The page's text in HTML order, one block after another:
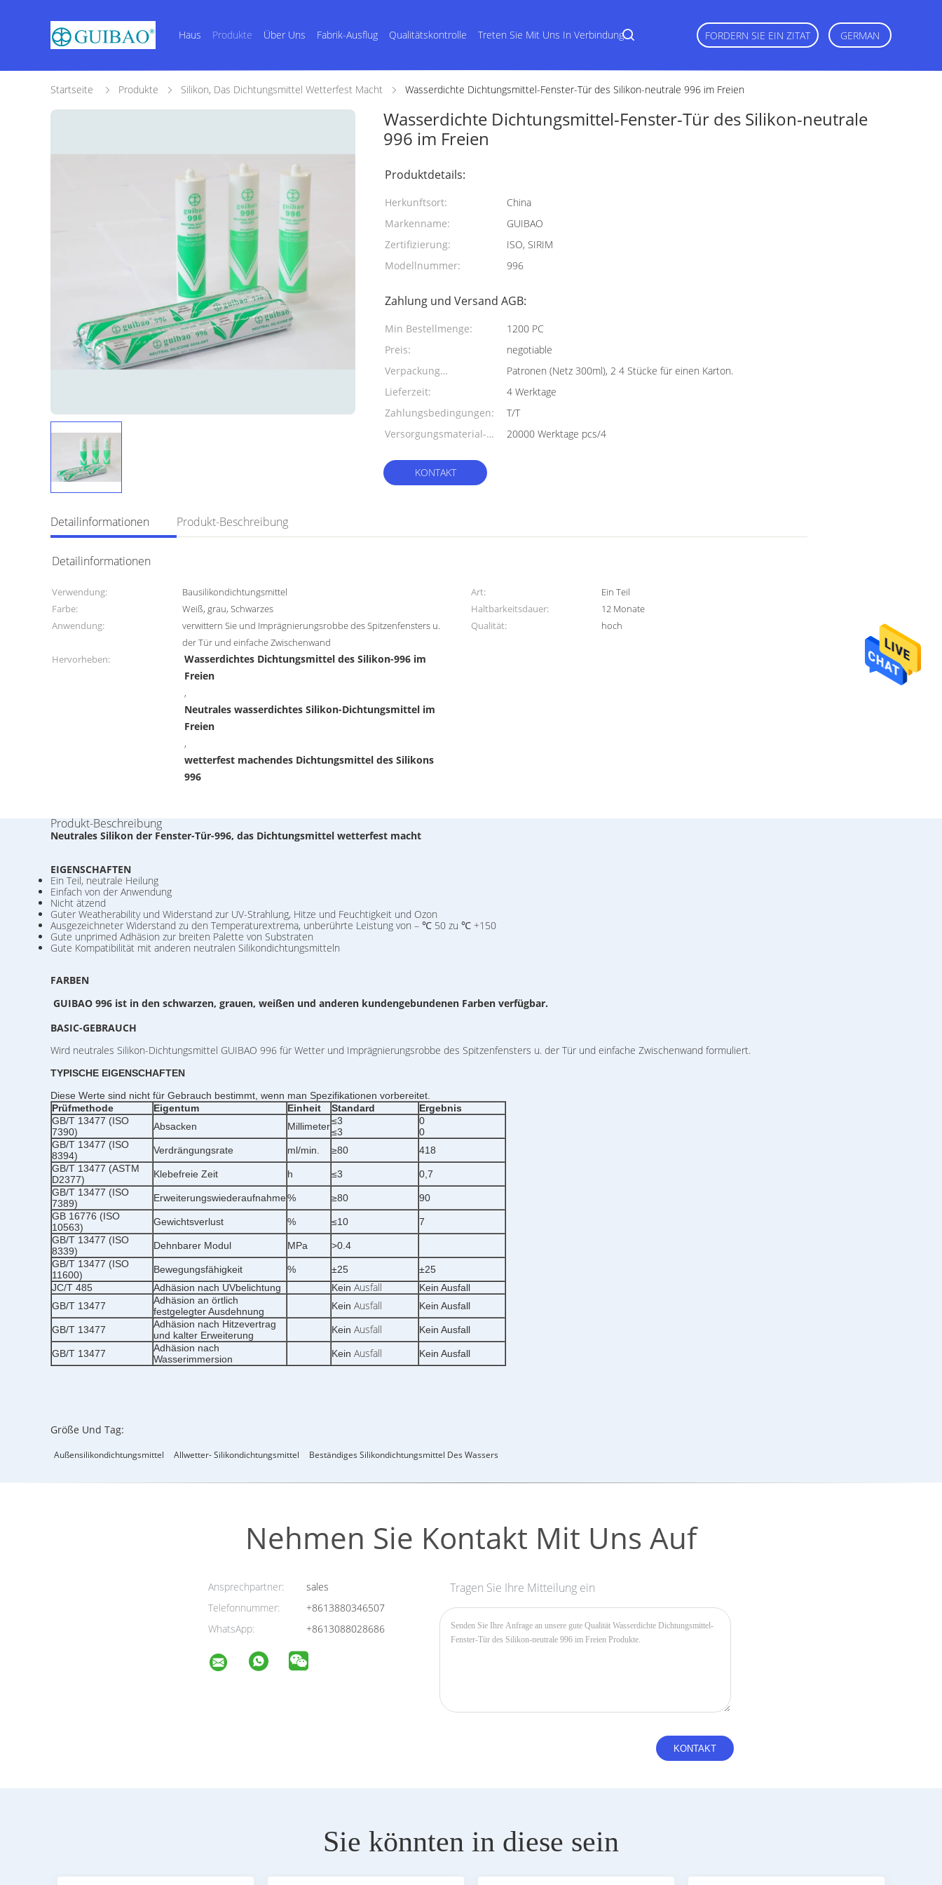
Haus Produkte Über Uns Fabrik-Ausflug Qualitätskontrolle Treten Sie Mit Uns In Verbindung FORDERN SIE EIN ZITAT GERMAN
Startseite Produkte Silikon, Das Dichtungsmittel Wetterfest Macht Wasserdichte Dichtungsmittel-Fenster-Tür des Silikon-neutrale 996 im Freien
Wasserdichte Dichtungsmittel-Fenster-Tür des Silikon-neutrale
996 im Freien
Produktdetails:
Herkunftsort:
China
Markenname:
GUIBAO
Zertifizierung:
ISO, SIRIM
Modellnummer:
996
Zahlung und Versand AGB:
Min Bestellmenge:
1200 PC
Preis:
negotiable
Verpackung
Informationen:
Patronen (Netz 300ml), 2 4 Stücke für einen Karton.
Lieferzeit:
4 Werktage
Zahlungsbedingungen:
T/T
Versorgungsmaterial-
20000 Werktage pcs/4
KONTAKT
Detailinformationen Produkt-Beschreibung
Detailinformationen
Verwendung: Bausilikondichtungsmittel Art:
Ein Teil
Farbe:
Weiß, grau, Schwarzes Haltbarkeitsdauer:
12 Monate
Anwendung:
verwittern Sie und Imprägnierungsrobbe des Spitzenfensters u.
der Tür und einfache Zwischenwand
Qualität: hoch
Hervorheben:
Wasserdichtes Dichtungsmittel des Silikon-996 im
Freien
,
Neutrales wasserdichtes Silikon-Dichtungsmittel im
Freien
,
wetterfest machendes Dichtungsmittel des Silikons
996
Produkt-Beschreibung
Neutrales Silikon der Fenster-Tür-996, das Dichtungsmittel wetterfest macht
EIGENSCHAFTEN
Ein Teil, neutrale Heilung
Einfach von der Anwendung
Nicht ätzend
Guter Weatherability und Widerstand zur UV-Strahlung, Hitze und Feuchtigkeit und Ozon
Ausgezeichneter Widerstand zu den Temperaturextrema, unberührte Leistung von – ℃ 50 zu ℃ +150
Gute unprimed Adhäsion zur breiten Palette von Substraten
Gute Kompatibilität mit anderen neutralen Silikondichtungsmitteln
FARBEN
GUIBAO 996 ist in den schwarzen, grauen, weißen und anderen kundengebundenen Farben verfügbar.
BASIC-GEBRAUCH
Wird neutrales Silikon-Dichtungsmittel GUIBAO 996 für Wetter und Imprägnierungsrobbe des Spitzenfensters u. der Tür und einfache Zwischenwand formuliert.
TYPISCHE EIGENSCHAFTEN
Diese Werte sind nicht für Gebrauch bestimmt, wenn man Spezifikationen vorbereitet.
Prüfmethode
Eigentum Einheit Standard
Ergebnis
GB/T 13477 (ISO
7390)
Absacken Millimeter≤3
≤3
0
0
GB/T 13477 (ISO
8394)
Verdrängungsrate ml/min. ≥80
418
GB/T 13477 (ASTM
D2377)
Klebefreie Zeit h ≤3
0,7
GB/T 13477 (ISO
7389)
Erweiterungswiederaufnahme% ≥80
90
GB 16776 (ISO
10563)
Gewichtsverlust % ≤10
7
GB/T 13477 (ISO
8339)
Dehnbarer Modul MPa
>0.4
GB/T 13477 (ISO
11600)
Bewegungsfähigkeit % ±25
±25
JC/T 485
Adhäsion nach UVbelichtung Kein Ausfall
Kein Ausfall
GB/T 13477
Adhäsion an örtlich
festgelegter Ausdehnung
Kein Ausfall Kein Ausfall
GB/T 13477
Adhäsion nach Hitzevertrag
und kalter Erweiterung
Kein Ausfall Kein Ausfall
GB/T 13477
Adhäsion nach
Wasserimmersion
Kein Ausfall Kein Ausfall
Größe Und Tag:
Außensilikondichtungsmittel Allwetter- Silikondichtungsmittel Beständiges Silikondichtungsmittel Des Wassers
Nehmen Sie Kontakt Mit Uns Auf
Ansprechpartner:
sales
Telefonnummer:
+8613880346507
WhatsApp:
+8613088028686
Tragen Sie Ihre Mitteilung ein
Sie könnten in diese sein